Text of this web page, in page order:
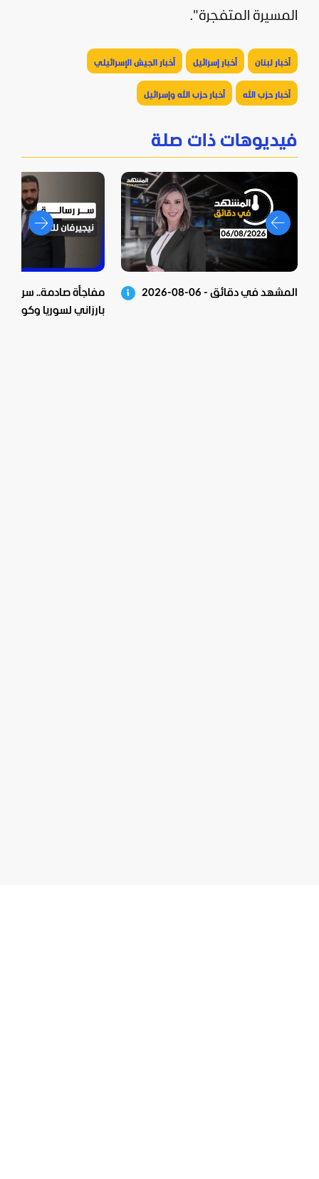
المسيرة المتفجرة".
أخبار لبنان أخبار إسرائيل أخبار الجيش الإسرائيلي
أخبار حزب الله أخبار حزب الله وإسرائيل
فيديوهات ذات صلة
المشهد في دقائق - 06-08-2026
مفاجأة صادمة.. سر زيارة
بارزاني لسوريا